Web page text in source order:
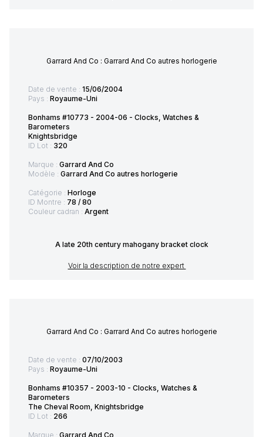
Garrard And Co : Garrard And Co autres horlogerie
Date de vente : 15/06/2004
Pays : Royaume-Uni
Bonhams #10773 - 2004-06 - Clocks, Watches &
Barometers
Knightsbridge
ID Lot : 320
Marque : Garrard And Co
Modèle : Garrard And Co autres horlogerie
Catégorie : Horloge
ID Montre : 78 / 80
Couleur cadran : Argent
A late 20th century mahogany bracket clock
Voir la description de notre expert
Garrard And Co : Garrard And Co autres horlogerie
Date de vente : 07/10/2003
Pays : Royaume-Uni
Bonhams #10357 - 2003-10 - Clocks, Watches &
Barometers
The Cheval Room, Knightsbridge
ID Lot : 266
Marque : Garrard And Co